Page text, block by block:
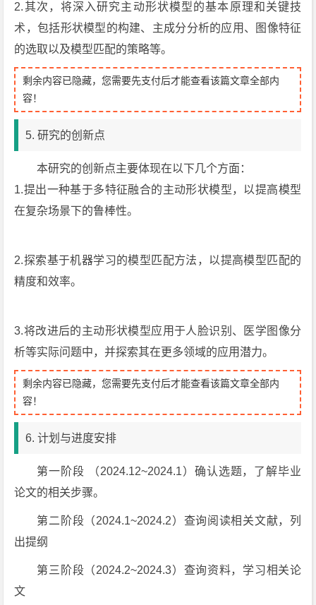
2.其次，将深入研究主动形状模型的基本原理和关键技
术，包括形状模型的构建、主成分分析的应用、图像特征
的选取以及模型匹配的策略等。
剩余内容已隐藏，您需要先支付后才能查看该篇文章全部内
容！
5. 研究的创新点
本研究的创新点主要体现在以下几个方面：
1.提出一种基于多特征融合的主动形状模型，以提高模型
在复杂场景下的鲁棒性。
2.探索基于机器学习的模型匹配方法，以提高模型匹配的
精度和效率。
3.将改进后的主动形状模型应用于人脸识别、医学图像分
析等实际问题中，并探索其在更多领域的应用潜力。
剩余内容已隐藏，您需要先支付后才能查看该篇文章全部内
容！
6. 计划与进度安排
第一阶段 （2024.12~2024.1）确认选题，了解毕业
论文的相关步骤。
第二阶段（2024.1~2024.2）查询阅读相关文献，列
出提纲
第三阶段（2024.2~2024.3）查询资料，学习相关论
文